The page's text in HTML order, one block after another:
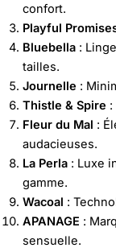
confort.
Playful
Bluebella :
tailles.
Journelle :
Thistle & Spire
Fleur du Mal :
audacieuses.
La Perla : Luxe
gamme.
Wacoal :
APANAGE :
sensuelle.